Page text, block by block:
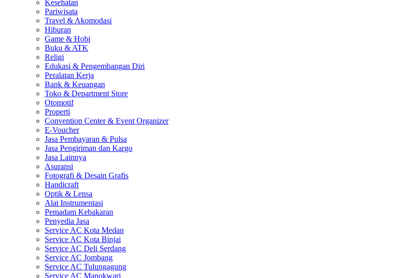
Kesehatan
Pariwisata
Travel & Akomodasi
Hiburan
Game & Hobi
Buku & ATK
Religi
Edukasi & Pengembangan Diri
Peralatan Kerja
Bank & Keuangan
Toko & Department Store
Otomotif
Properti
Convention Center & Event Organizer
E-Voucher
Jasa Pembayaran & Pulsa
Jasa Pengiriman dan Kargo
Jasa Lainnya
Asuransi
Fotografi & Desain Grafis
Handicraft
Optik & Lensa
Alat Instrumentasi
Pemadam Kebakaran
Penyedia Jasa
Service AC Kota Medan
Service AC Kota Binjai
Service AC Deli Serdang
Service AC Jombang
Service AC Tulungagung
Service AC Manokwari